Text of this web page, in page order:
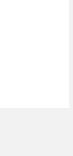
en Iberoamérica
de riesgos,